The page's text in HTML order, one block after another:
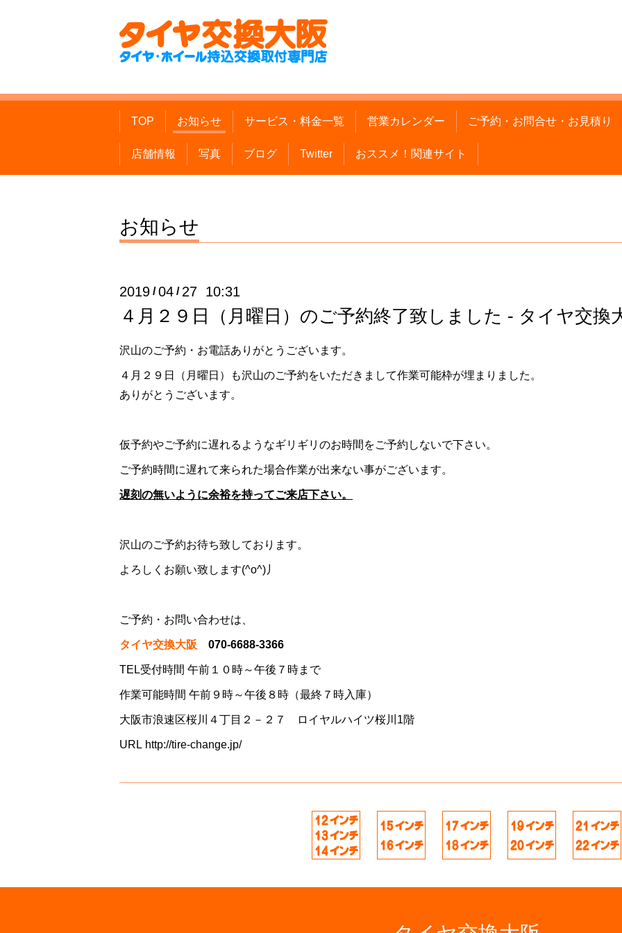
TOP お知らせ サービス・料金一覧 営業カレンダー ご予約・お問合せ・お見積り
店舗情報 写真 ブログ Twitter おススメ！関連サイト
お知らせ
2019 /04 / 27 10:31
４月２９日（月曜日）のご予約終了致しました - タイヤ交換
沢山のご予約・お電話ありがとうございます。
４月２９日（月曜日）も沢山のご予約をいただきまして作業可能枠が埋まりました。
ありがとうございます。
仮予約やご予約に遅れるようなギリギリのお時間をご予約しないで下さい。
ご予約時間に遅れて来られた場合作業が出来ない事がございます。
遅刻の無いように余裕を持ってご来店下さい。
沢山のご予約お待ち致しております。
よろしくお願い致します(^o^)丿
ご予約・お問い合わせは、
タイヤ交換大阪 070-6688-3366
TEL受付時間 午前１０時～午後７時まで
作業可能時間 午前９時～午後８時（最終７時入庫）
大阪市浪速区桜川４丁目２－２７ ロイヤルハイツ桜川1階
URL http://tire-change.jp/